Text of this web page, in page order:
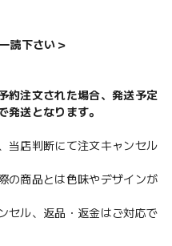
読下さい＞
約注文された場合、発送予定
発送となります。
当店判断にて注文キャンセル
の商品とは色味やデザインが
セル、返品・返金はご対応で